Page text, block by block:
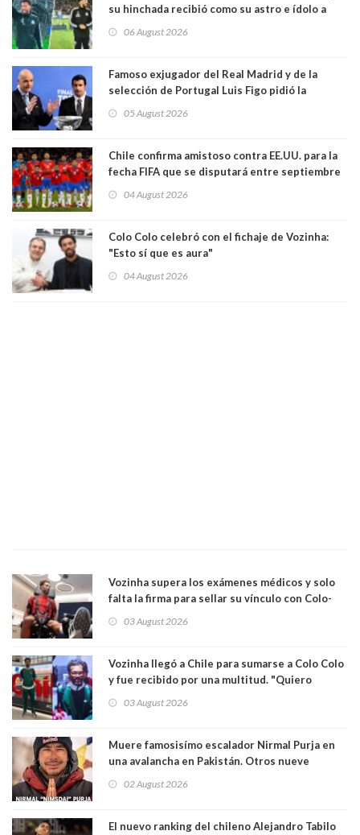
su hinchada recibió como su astro e ídolo a
06 August 2026
Famoso exjugador del Real Madrid y de la
selección de Portugal Luis Figo pidió la
comportamiento más bajo y cobarde que he
05 August 2026
Chile confirma amistoso contra EE.UU. para la
fecha FIFA que se disputará entre septiembre
04 August 2026
Colo Colo celebró con el fichaje de Vozinha:
"Esto sí que es aura"
04 August 2026
Vozinha supera los exámenes médicos y solo
falta la firma para sellar su vínculo con Colo-
03 August 2026
Vozinha llegó a Chile para sumarse a Colo Colo
y fue recibido por una multitud. "Quiero
hinchas"
03 August 2026
Muere famosisímo escalador Nirmal Purja en
una avalancha en Pakistán. Otros nueve
02 August 2026
El nuevo ranking del chileno Alejandro Tabilo